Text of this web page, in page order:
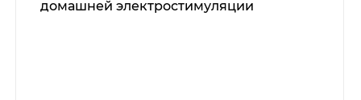
домашней электростимуляции